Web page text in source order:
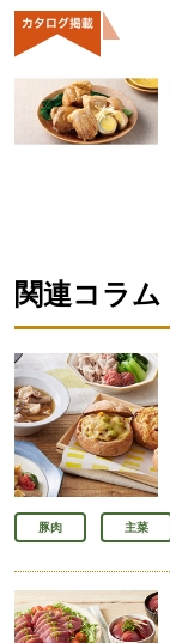
関連コラム
豚肉 主菜